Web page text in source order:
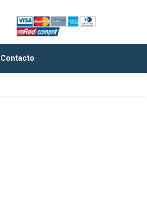
Contacto